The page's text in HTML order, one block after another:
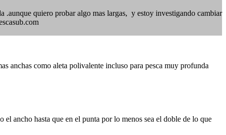
.aunque quiero probar algo mas largas, y estoy investigando cambiar
anchas como aleta polivalente incluso para pesca muy profunda
ancho hasta que en el punta por lo menos sea el doble de lo que